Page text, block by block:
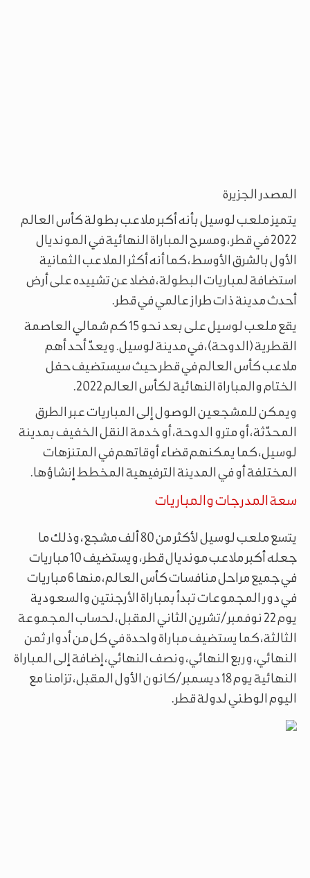
المصدر الجزيرة
يتميز ملعب لوسيل بأنه أكبر ملاعب بطولة كأس العالم
2022 في قطر، ومسرح المباراة النهائية في المونديال
الأول بالشرق الأوسط، كما أنه أكثر الملاعب الثمانية
استضافة لمباريات البطولة، فضلا عن تشييده على أرض
أحدث مدينة ذات طراز عالمي في قطر.
يقع ملعب لوسيل على بعد نحو 15 كم شمالي العاصمة
القطرية (الدوحة)، في مدينة لوسيل. ويعدّ أحد أهم
ملاعب كأس العالم في قطر حيث سيستضيف حفل
الختام والمباراة النهائية لكأس العالم 2022.
ويمكن للمشجعين الوصول إلى المباريات عبر الطرق
المحدّثة، أو مترو الدوحة، أو خدمة النقل الخفيف بمدينة
لوسيل، كما يمكنهم قضاء أوقاتهم في المتنزهات
المختلفة أو في المدينة الترفيهية المخطط إنشاؤها.
سعة المدرجات والمباريات
يتسع ملعب لوسيل لأكثر من 80 ألف مشجع، وذلك ما
جعله أكبر ملاعب مونديال قطر، ويستضيف 10 مباريات
في جميع مراحل منافسات كأس العالم، منها 6 مباريات
في دور المجموعات تبدأ بمباراة الأرجنتين والسعودية
يوم 22 نوفمبر/تشرين الثاني المقبل، لحساب المجموعة
الثالثة، كما يستضيف مباراة واحدة في كل من أدوار ثمن
النهائي، وربع النهائي، ونصف النهائي، إضافة إلى المباراة
النهائية يوم 18 ديسمبر/كانون الأول المقبل، تزامنا مع
اليوم الوطني لدولة قطر.